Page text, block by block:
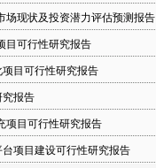
场现状及投资潜力评估预测报告
目可行性研究报告
目可行性研究报告
报告
项目可行性研究报告
项目建设可行性研究报告